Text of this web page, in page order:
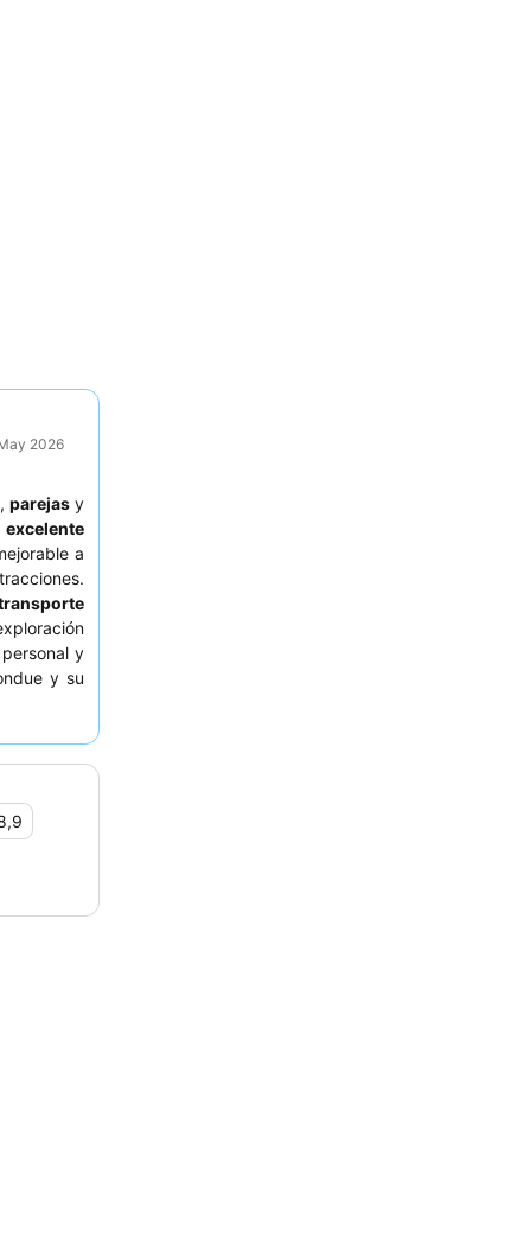
2026
, parejas y
excelente
a
y
y su
un piso